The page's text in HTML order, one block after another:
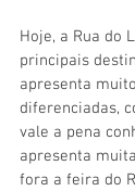
Hoje, a Rua do
principais
apresenta
diferenciadas,
vale a pena
apresenta
fora a feira do